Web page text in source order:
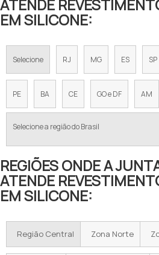
ATENDE
EM SILICONE:
Selecione RJ MG ES SP
PE BA CE GO e DF AM
Selecione a região do Brasil
REGIÕES ONDE A
ATENDE
EM SILICONE:
Região Central Zona Norte